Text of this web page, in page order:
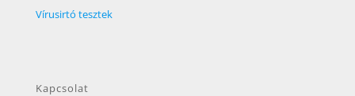
Vírusirtó tesztek
Kapcsolat